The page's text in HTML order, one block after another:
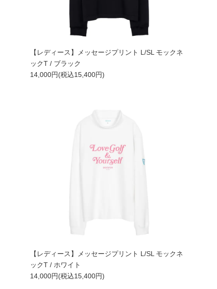
【レディース】メッセージプリント L/SL モックネ
ックT / ブラック
14,000円(税込15,400円)
【レディース】メッセージプリント L/SL モックネ
ックT / ホワイト
14,000円(税込15,400円)